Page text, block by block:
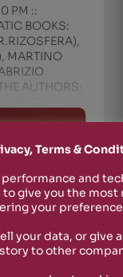
PM ::
BOOKS:
MARTINO
AUTHORS:
Terms &
and
give you the
your
your data, or give
to other